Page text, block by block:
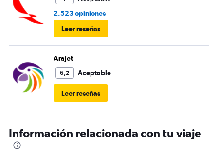
2.523 opiniones
Leer reseñas
Arajet
6,2 Aceptable
Leer reseñas
Información relacionada con tu viaje